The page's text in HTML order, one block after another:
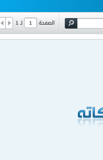
الصفحة لـ1